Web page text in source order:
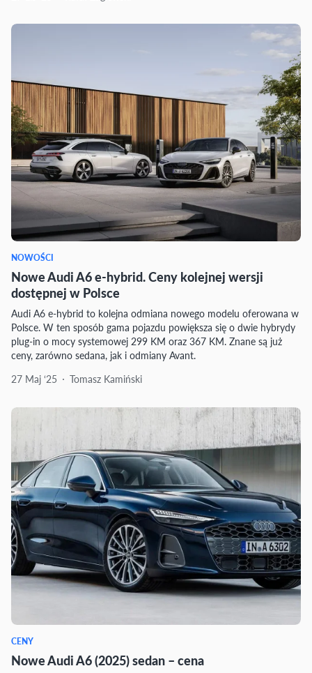
NOWOŚCI
Nowe Audi A6 e-hybrid. Ceny kolejnej wersji
dostępnej w Polsce
Audi A6 e-hybrid to kolejna odmiana nowego modelu oferowana w
Polsce. W ten sposób gama pojazdu powiększa się o dwie hybrydy
plug-in o mocy systemowej 299 KM oraz 367 KM. Znane są już
ceny, zarówno sedana, jak i odmiany Avant.
27 Maj ‘25
Tomasz Kamiński
CENY
Nowe Audi A6 (2025) sedan – cena